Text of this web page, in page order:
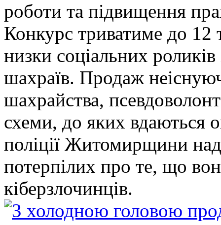
роботи та підвищення
Конкурс триватиме до 12
низки соціальних
шахраїв. Продаж
шахрайства,
схеми, до яких
поліції Житомирщини
потерпілих про те, що
кіберзлочинців.